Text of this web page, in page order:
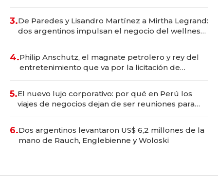
3.De Paredes y Lisandro Martínez a Mirtha Legrand:
dos argentinos impulsan el negocio del wellness
4.Philip Anschutz, el magnate petrolero y rey del
entretenimiento que va por la licitación de
5.El nuevo lujo corporativo: por qué en Perú los
viajes de negocios dejan de ser reuniones para
6.Dos argentinos levantaron US$ 6,2 millones de la
mano de Rauch, Englebienne y Woloski